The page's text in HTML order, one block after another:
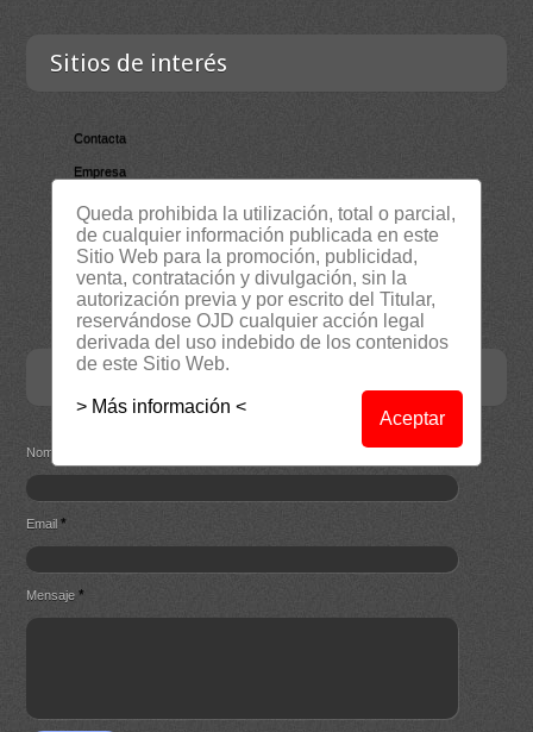
Sitios de interés
Contacta
Empresa
Lista Certificados
RSS
Servicios
Suscripción Newsletter
Contacta
Nombre
Email*
Mensaje*
Queda prohibida la utilización, total o parcial,
de cualquier información publicada en este
Sitio Web para la promoción, publicidad,
venta, contratación y divulgación, sin la
autorización previa y por escrito del Titular,
reservándose OJD cualquier acción legal
derivada del uso indebido de los contenidos
de este Sitio Web.
> Más información <
Aceptar